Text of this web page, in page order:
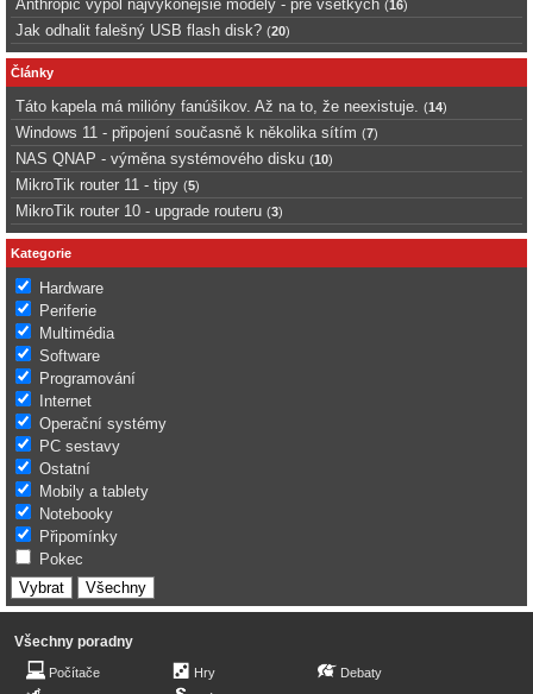
Anthropic vypol najvykonejsie modely - pre vsetkych (16)
Jak odhalit falešný USB flash disk? (20)
Články
Táto kapela má milióny fanúšikov. Až na to, že neexistuje. (14)
Windows 11 - připojení současně k několika sítím (7)
NAS QNAP - výměna systémového disku (10)
MikroTik router 11 - tipy (5)
MikroTik router 10 - upgrade routeru (3)
Kategorie
Hardware
Periferie
Multimédia
Software
Programování
Internet
Operační systémy
PC sestavy
Ostatní
Mobily a tablety
Notebooky
Připomínky
Pokec
Všechny poradny
Počítače
Hry
Debaty